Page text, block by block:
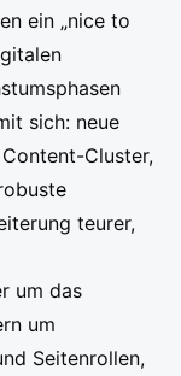
ein „nice to
sich: neue
Cluster,
teurer,
um das
um
Seitenrollen,